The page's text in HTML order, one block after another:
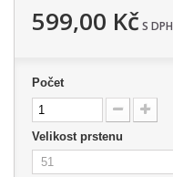
599,00 KčS DPH
Počet
Velikost prstenu